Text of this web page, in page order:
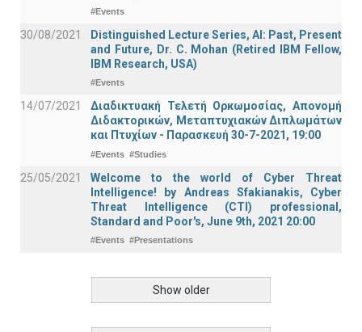
#Events
30/08/2021
Distinguished Lecture Series, ΑΙ: Past, Present
and Future, Dr. C. Mohan (Retired IBM Fellow,
IBM Research, USA)
#Events
14/07/2021
Διαδικτυακή Τελετή Ορκωμοσίας, Απονομή
Διδακτορικών, Μεταπτυχιακών Διπλωμάτων
και Πτυχίων - Παρασκευή 30-7-2021, 19:00
#Events #Studies
25/05/2021
Welcome to the world of Cyber Threat
Intelligence! by Andreas Sfakianakis, Cyber
Threat Intelligence (CTI) professional,
Standard and Poor's, June 9th, 2021 20:00
#Events #Presentations
Show older